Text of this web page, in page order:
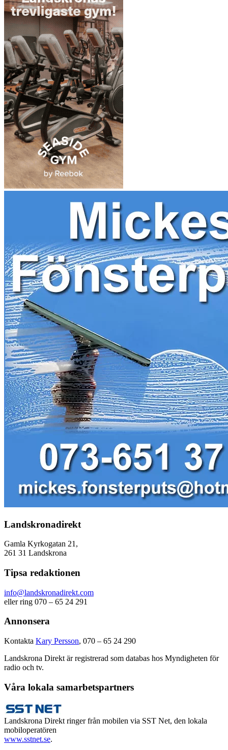
Landskronadirekt
Gamla Kyrkogatan 21,
261 31 Landskrona
Tipsa redaktionen
info@landskronadirekt.com
eller ring 070 – 65 24 291
Annonsera
Kontakta Kary Persson, 070 – 65 24 290
Landskrona Direkt är registrerad som databas hos Myndigheten för
radio och tv.
Våra lokala samarbetspartners
Landskrona Direkt ringer från mobilen via SST Net, den lokala
mobiloperatören
www.sstnet.se.